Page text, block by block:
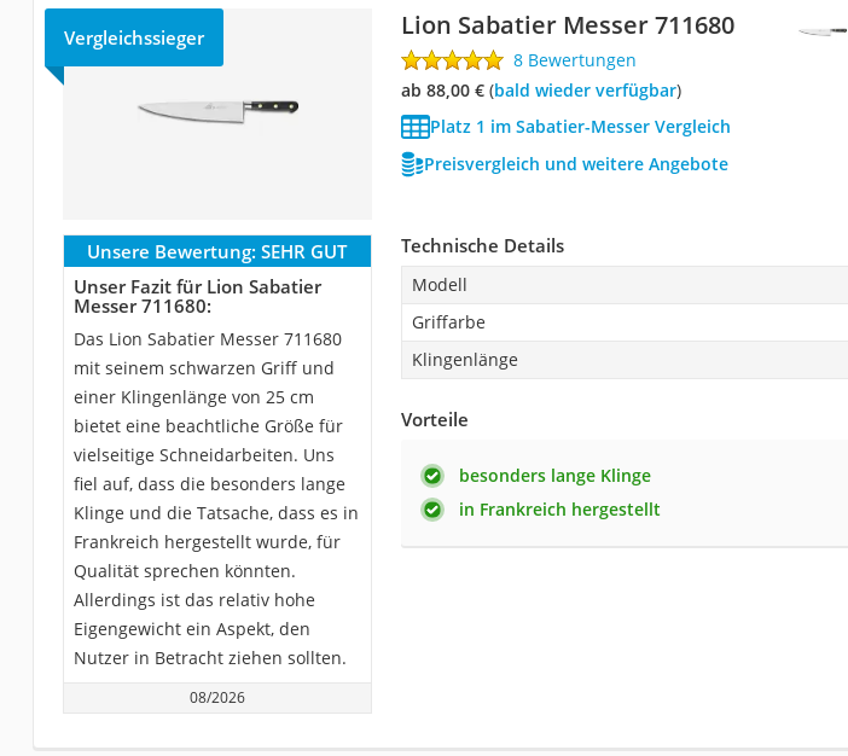
Vergleichssieger Lion Sabatier Messer 711680
8 Bewertungen
ab 88,00 €( Bald wieder verfügbar)
Platz 1 im Sabatier-Messer Vergleich
Preisvergleich und weitere Angebote
Unsere Bewertung: SEHR GUT
Unser Fazit für Lion Sabatier
Messer 711680:
Das Lion Sabatier Messer 711680
mit seinem schwarzen Griff und
einer Klingenlänge von 25 cm
bietet eine beachtliche Größe für
vielseitige Schneidarbeiten. Uns
fiel auf, dass die besonders lange
Klinge und die Tatsache, dass es in
Frankreich hergestellt wurde, für
Qualität sprechen könnten.
Allerdings ist das relativ hohe
Eigengewicht ein Aspekt, den
Nutzer in Betracht ziehen sollten.
08/2026
Technische Details
Modell
Griffarbe
Klingenlänge
Vorteile
besonders lange Klinge
in Frankreich hergestellt